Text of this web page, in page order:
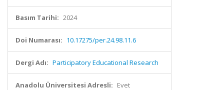
Basım Tarihi: 2024
Doi Numarası: 10.17275/per.24.98.11.6
Dergi Adı: Participatory Educational Research
Anadolu Üniversitesi Adresli: Evet